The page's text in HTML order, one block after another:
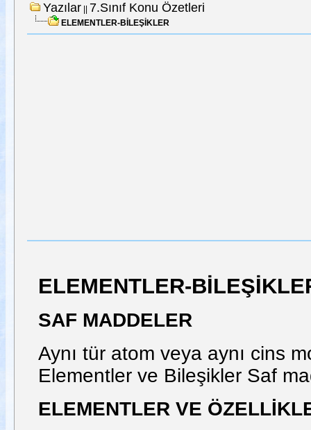
Yazılar|| 7.Sınıf Konu Özetleri
ELEMENTLER-BİLEŞİKLER
ELEMENTLER-
SAF MADDELER
Aynı tür atom veya aynı cins
Elementler ve Bileşikler Saf
ELEMENTLER VE